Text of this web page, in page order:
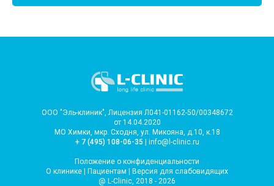
ООО "Эль-клиник", Лицензия Л041-01162-50/00348672
от 14.04.2020
МО Химки, мкр. Сходня, ул. Микояна, д.10, к.18
+ 7 (495) 108-06-35 | info@l-clinic.ru
Положение о конфиденциальности
О клинике | Пациентам | Версия для слабовидящих
@ L-Clinic, 2018 - 2026